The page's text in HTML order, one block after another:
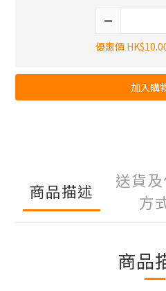
優惠價
加入購
商品描述
送貨
方
商品